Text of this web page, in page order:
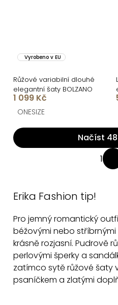
Vyrobeno v EU
Růžové variabilní dlouhé
elegantní šaty BOLZANO
1 099 Kč
ONESIZE
í
r
Načíst
k
v
í
1
Erika Fashion tip!
Pro jemný romantický
béžovými nebo
krásně rozjasní. Pudrově
perlovými šperky a
zatímco sytě růžové šaty
psaníčkem a zlatými